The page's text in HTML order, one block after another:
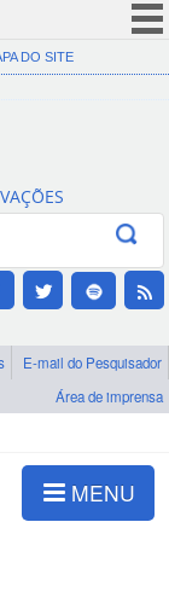
(COVID-19)
Canais
DO SITE
E-mail do Pesquisador
Área de imprensa
MENU